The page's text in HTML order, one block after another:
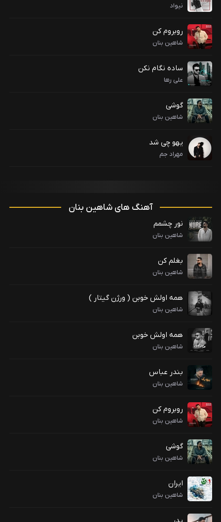
نیواد
روبروم کن
شاهین بنان
ساده نگام نکن
علی رها
گوشی
شاهین بنان
یهو چی شد
مهراد جم
آهنگ های شاهین بنان
نور چشمم
شاهین بنان
بغلم کن
شاهین بنان
همه اولش خوبن ( ورژن گیتار )
شاهین بنان
همه اولش خوبن
شاهین بنان
بندر عباس
شاهین بنان
روبروم کن
شاهین بنان
گوشی
شاهین بنان
ایران
شاهین بنان